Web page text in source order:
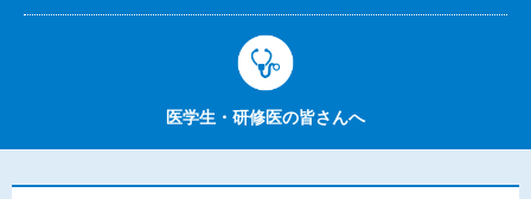
医学生・研修医の皆さんへ